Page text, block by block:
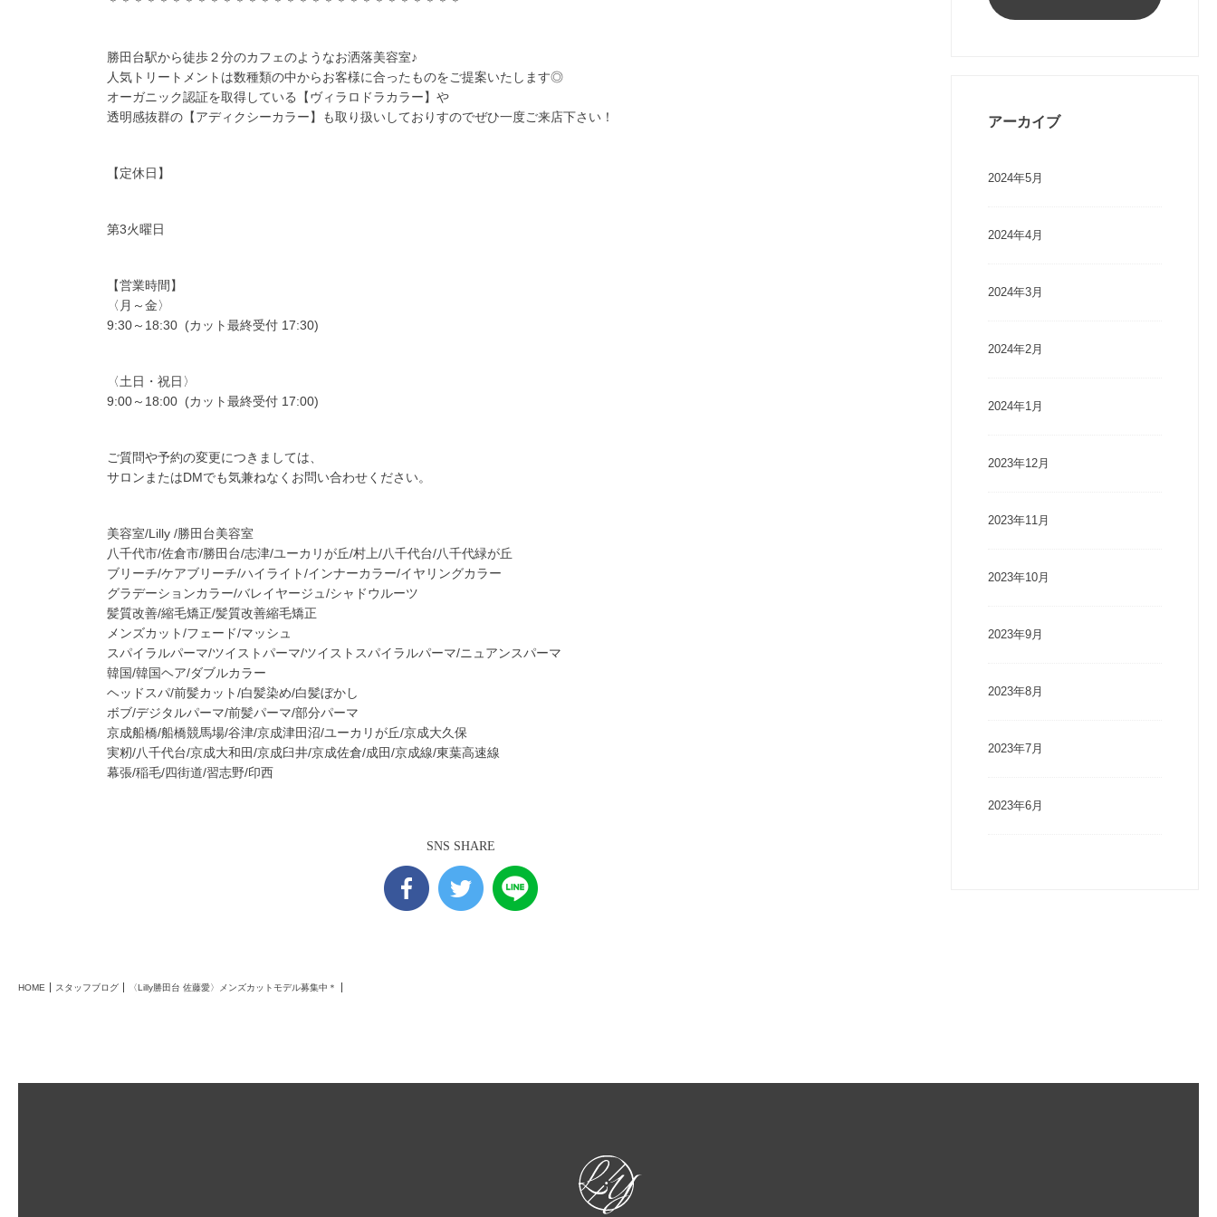
勝田台駅から徒歩２分のカフェのようなお洒落美容室♪
人気トリートメントは数種類の中からお客様に合ったものをご提案いたします◎
オーガニック認証を取得している【ヴィラロドラカラー】や
透明感抜群の【アディクシーカラー】も取り扱いしておりすのでぜひ一度ご来店下さい！
【定休日】
第3火曜日
【営業時間】
〈月～金〉
9:30～18:30 (カット最終受付 17:30)
〈土日・祝日〉
9:00～18:00 (カット最終受付 17:00)
ご質問や予約の変更につきましては、
サロンまたはDMでも気兼ねなくお問い合わせください。
美容室/Lilly /勝田台美容室
八千代市/佐倉市/勝田台/志津/ユーカリが丘/村上/八千代台/八千代緑が丘
ブリーチ/ケアブリーチ/ハイライト/インナーカラー/イヤリングカラー
グラデーションカラー/バレイヤージュ/シャドウルーツ
髪質改善/縮毛矯正/髪質改善縮毛矯正
メンズカット/フェード/マッシュ
スパイラルパーマ/ツイストパーマ/ツイストスパイラルパーマ/ニュアンスパーマ
韓国/韓国ヘア/ダブルカラー
ヘッドスパ/前髪カット/白髪染め/白髪ぼかし
ボブ/デジタルパーマ/前髪パーマ/部分パーマ
京成船橋/船橋競馬場/谷津/京成津田沼/ユーカリが丘/京成大久保
実籾/八千代台/京成大和田/京成臼井/京成佐倉/成田/京成線/東葉高速線
幕張/稲毛/四街道/習志野/印西
SNS SHARE
アーカイブ
2024年5月
2024年4月
2024年3月
2024年2月
2024年1月
2023年12月
2023年11月
2023年10月
2023年9月
2023年8月
2023年7月
2023年6月
HOME スタッフブログ 〈Lilly勝田台 佐藤愛〉メンズカットモデル募集中＊